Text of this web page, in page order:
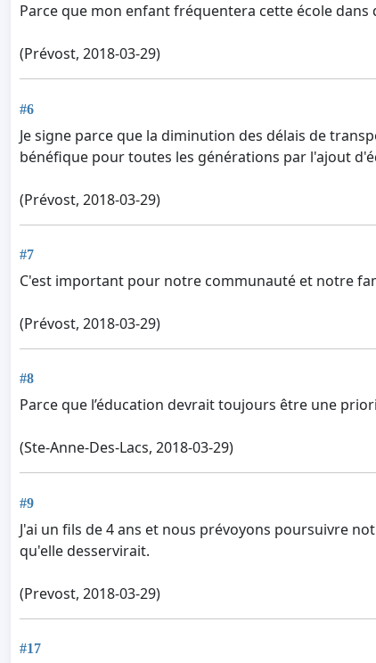
Parce que mon enfant fréquentera cette école dans
(Prévost, 2018-03-29)
#6
Je signe parce que la diminution des délais de
bénéfique pour toutes les générations par l'ajout
(Prévost, 2018-03-29)
#7
C'est important pour notre communauté et notre
(Prévost, 2018-03-29)
#8
Parce que l’éducation devrait toujours être une
(Ste-Anne-Des-Lacs, 2018-03-29)
#9
J'ai un fils de 4 ans et nous prévoyons poursuivre
qu'elle desservirait.
(Prevost, 2018-03-29)
#17